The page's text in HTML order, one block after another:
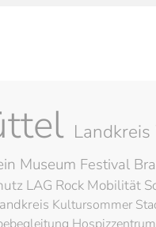
Museum Festival
LAG Rock Mobilität
Kultursommer